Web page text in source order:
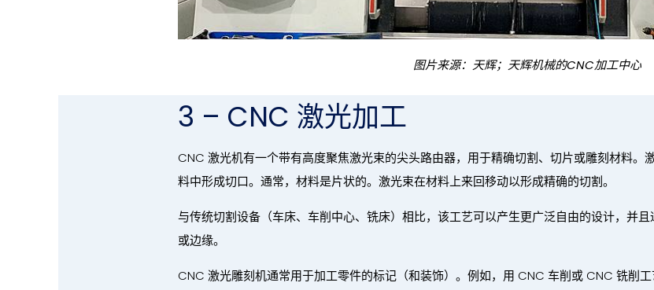
图片来源：天辉；天辉机械的CNC加工中心
3 – CNC 激光加工
CNC 激光机有一个带有高度聚焦激光束的尖头路由器，用于精确切割、切片或雕刻材料。
料中形成切口。通常，材料是片状的。激光束在材料上来回移动以形成精确的切割。
与传统切割设备（车床、车削中心、铣床）相比，该工艺可以产生更广泛自由的设计，并
或边缘。
CNC 激光雕刻机通常用于加工零件的标记（和装饰）。例如，用 CNC 车削或 CNC 铣削